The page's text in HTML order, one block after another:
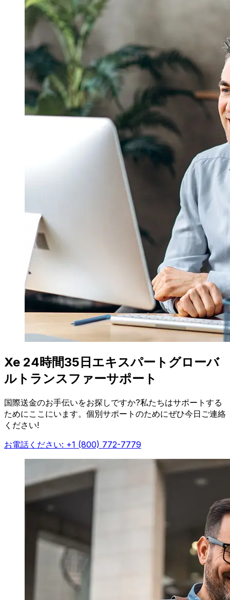
Xe 24時間35日エキスパートグローバ
ルトランスファーサポート
国際送金のお手伝いをお探しですか?私たちはサポートする
ためにここにいます。個別サポートのためにぜひ今日ご連絡
ください!
お電話ください: +1 (800) 772-7779